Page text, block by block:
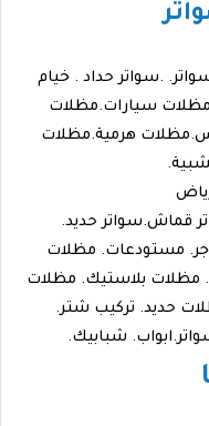
.سواتر حداد . خيام
سيارات.مظلات
هرمية.مظلات
قماش.سواتر حديد.
مستودعات. مظلات
مظلات بلاستيك. مظلات
حديد. تركيب شتر.
شبابيك.